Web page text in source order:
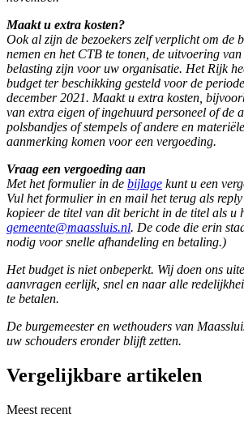
Maakt u extra kosten?
Ook al zijn de bezoekers zelf verplicht om de
nemen en het CTB te tonen, de uitvoering
belasting zijn voor uw organisatie. Het Rijk
budget ter beschikking gesteld voor de
december 2021. Maakt u extra kosten,
van extra eigen of ingehuurd personeel of de
polsbandjes of stempels of andere en
aanmerking komen voor een vergoeding.
Vraag een vergoeding aan
Met het formulier in de bijlage kunt u een
Vul het formulier in en mail het terug als
kopieer de titel van dit bericht in de titel als u
gemeente@maassluis.nl. De code die erin
nodig voor snelle afhandeling en betaling.)
Het budget is niet onbeperkt. Wij doen ons
aanvragen eerlijk, snel en naar alle
te betalen.
De burgemeester en wethouders van
uw schouders eronder blijft zetten.
Vergelijkbare artikelen
Meest recent